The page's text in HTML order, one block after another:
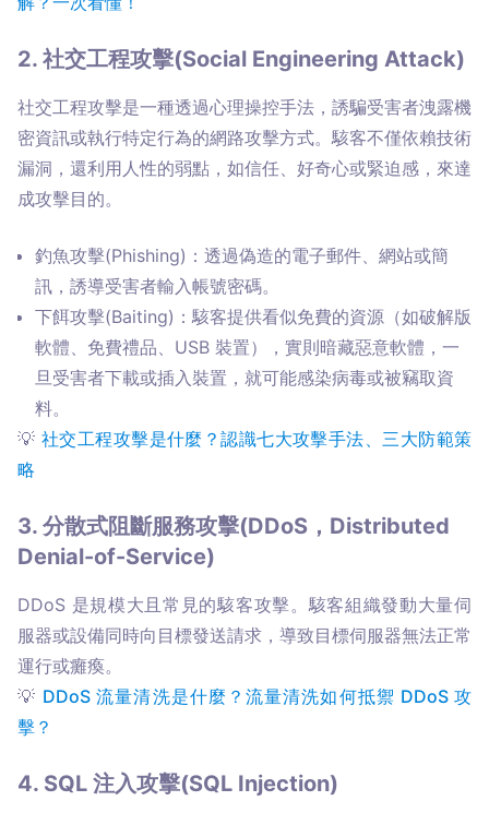
2. 社交工程攻擊(Social Engineering Attack)
社交工程攻擊是一種透過心理操控手法，誘騙受害者洩露機
密資訊或執行特定行為的網路攻擊方式。駭客不僅依賴技術
漏洞，還利用人性的弱點，如信任、好奇心或緊迫感，來達
成攻擊目的。
釣魚攻擊(Phishing)：透過偽造的電子郵件、網站或簡
訊，誘導受害者輸入帳號密碼。
下餌攻擊(Baiting)：駭客提供看似免費的資源（如破解版
軟體、免費禮品、USB 裝置），實則暗藏惡意軟體，一
旦受害者下載或插入裝置，就可能感染病毒或被竊取資
料。
💡 社交工程攻擊是什麼？認識七大攻擊手法、三大防範策
略
3. 分散式阻斷服務攻擊(DDoS，Distributed
Denial-of-Service)
DDoS 是規模大且常見的駭客攻擊。駭客組織發動大量伺
服器或設備同時向目標發送請求，導致目標伺服器無法正常
運行或癱瘓。
💡 DDoS 流量清洗是什麼？流量清洗如何抵禦 DDoS 攻
4. SQL 注入攻擊(SQL Injection)